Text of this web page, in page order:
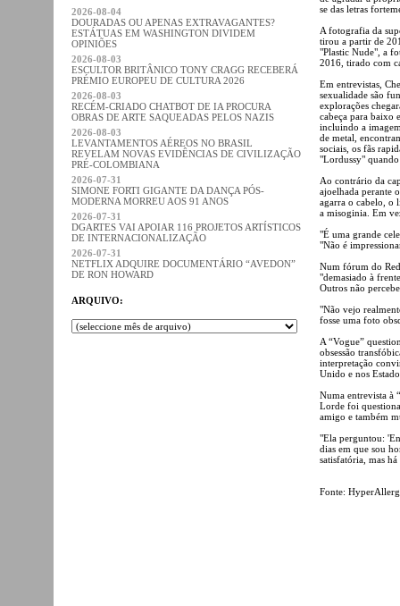
2026-08-04
DOURADAS OU APENAS EXTRAVAGANTES?
ESTÁTUAS EM WASHINGTON DIVIDEM
OPINIÕES
2026-08-03
ESCULTOR BRITÂNICO TONY CRAGG RECEBERÁ
PRÉMIO EUROPEU DE CULTURA 2026
2026-08-03
RECÉM-CRIADO CHATBOT DE IA PROCURA
OBRAS DE ARTE SAQUEADAS PELOS NAZIS
2026-08-03
LEVANTAMENTOS AÉREOS NO BRASIL
REVELAM NOVAS EVIDÊNCIAS DE CIVILIZAÇÃO
PRÉ-COLOMBIANA
2026-07-31
SIMONE FORTI GIGANTE DA DANÇA PÓS-
MODERNA MORREU AOS 91 ANOS
2026-07-31
DGARTES VAI APOIAR 116 PROJETOS ARTÍSTICOS
DE INTERNACIONALIZAÇÃO
2026-07-31
NETFLIX ADQUIRE DOCUMENTÁRIO “AVEDON”
DE RON HOWARD
ARQUIVO:
se das letras
A fotografia da
tirou a partir de
"Plastic Nude", a
2016, tirado com
Em entrevistas,
sexualidade são
explorações
cabeça para baixo
incluindo a
de metal,
sociais, os fãs
"Lordussy" quando
Ao contrário da
ajoelhada perante
agarra o cabelo, o
a misoginia. Em
"É uma grande
"Não é
Num fórum do
"demasiado à
Outros não
"Não vejo
fosse uma foto
A “Vogue”
obsessão
interpretação
Unido e nos
Numa entrevista à
Lorde foi
amigo e também
"Ela perguntou:
dias em que sou
satisfatória, mas
Fonte: